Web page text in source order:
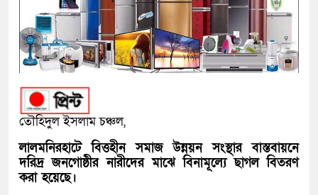
তৌহিদুল ইসলাম চঞ্চল,
লালমনিরহাটে বিত্তহীন সমাজ উন্নয়ন সংস্থার বাস্তবায়নে
দরিদ্র জনগোষ্ঠীর নারীদের মাঝে বিনামূল্যে ছাগল বিতরণ
করা হয়েছে।